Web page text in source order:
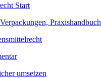
Start
Praxishandbuch
umsetzen